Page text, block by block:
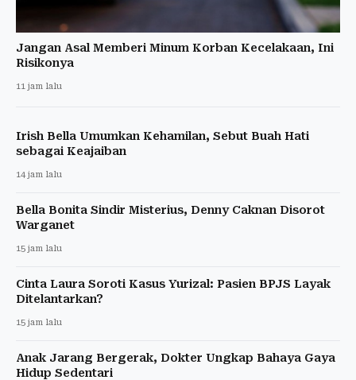
Jangan Asal Memberi Minum Korban Kecelakaan, Ini
Risikonya
11 jam lalu
Irish Bella Umumkan Kehamilan, Sebut Buah Hati
sebagai Keajaiban
14 jam lalu
Bella Bonita Sindir Misterius, Denny Caknan Disorot
Warganet
15 jam lalu
Cinta Laura Soroti Kasus Yurizal: Pasien BPJS Layak
Ditelantarkan?
15 jam lalu
Anak Jarang Bergerak, Dokter Ungkap Bahaya Gaya
Hidup Sedentari